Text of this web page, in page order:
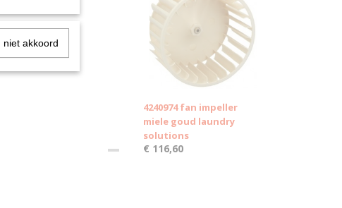
4240974 fan impeller
miele goud laundry
solutions
€ 116,60
niet akkoord